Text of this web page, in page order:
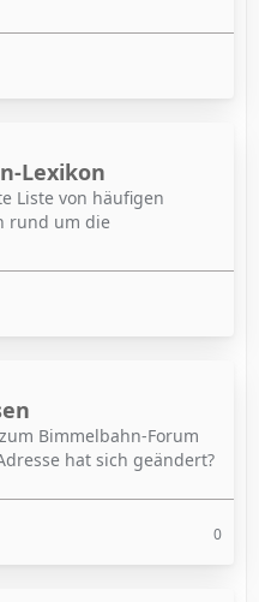
Lexikon
Liste von häufigen
rund um die
Bimmelbahn-Forum
hat sich geändert?
0